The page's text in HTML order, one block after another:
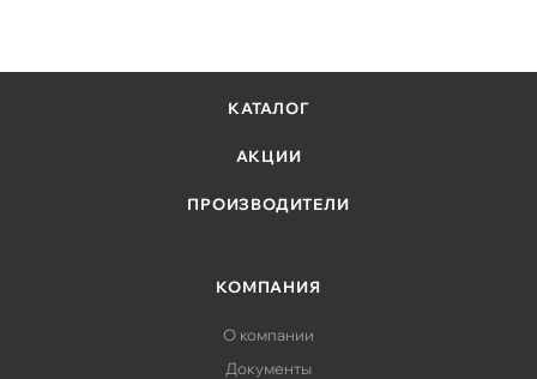
КАТАЛОГ
АКЦИИ
ПРОИЗВОДИТЕЛИ
КОМПАНИЯ
О компании
Документы